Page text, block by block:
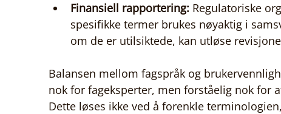
Finansiell rapportering: Regulatoriske
spesifikke termer brukes nøyaktig i
om de er utilsiktede, kan utløse
Balansen mellom fagspråk og
nok for fageksperter, men forståelig nok for
Dette løses ikke ved å forenkle